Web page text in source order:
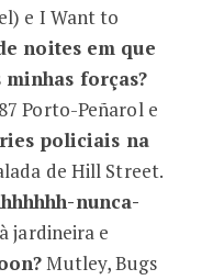
e I Want to
noites em que
forças?
Porto-Peñarol e
policiais na
de Hill Street.
nunca-
jardineira e
Mutley, Bugs